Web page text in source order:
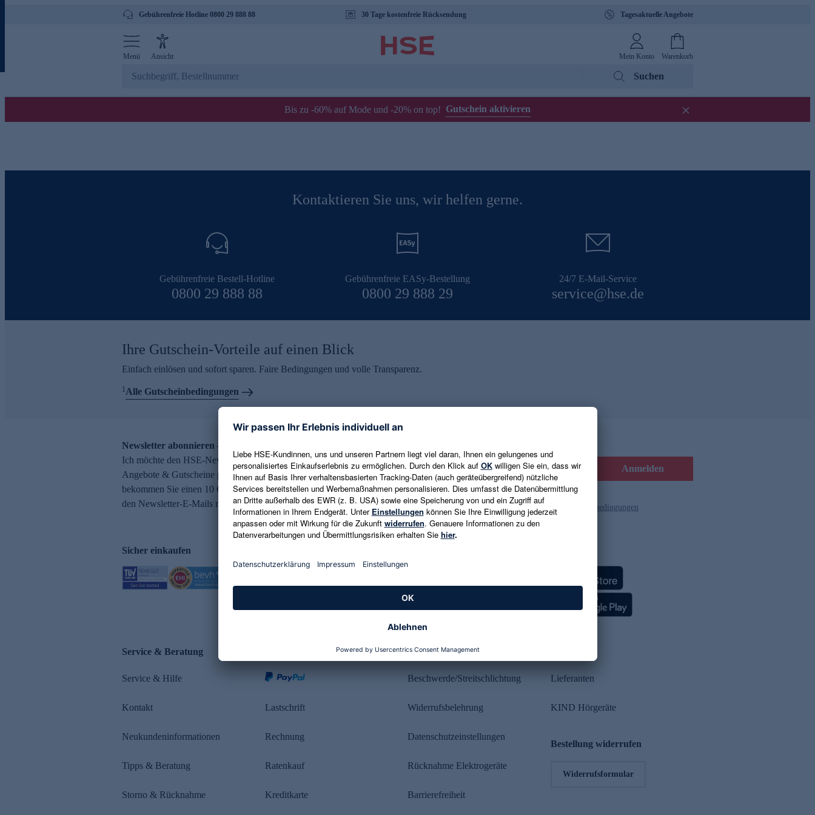
Gebührenfreie Hotline 0800 29 888 88 30 Tage kostenfreie Rücksendung Tagesaktuelle Angebote
Menü Ansicht Mein Konto Warenkorb
Suchen
Bis zu -60% auf Mode und -20% on top! Gutschein aktivieren
Kontaktieren Sie uns, wir helfen gerne.
Gebührenfreie Bestell-Hotline
0800 29 888 88
Gebührenfreie EASy-Bestellung
0800 29 888 29
24/7 E-Mail-Service
service@hse.de
Ihre Gutschein-Vorteile auf einen Blick
Einfach einlösen und sofort sparen. Faire Bedingungen und volle Transparenz.
1Alle Gutscheinbedingungen
Newsletter abonnieren – 10 € Gutschein erhalten
Ich möchte den HSE-Newsletter abonnieren und aktuelle Trends,
Angebote & Gutscheine per E-Mail erhalten. Als Dankeschön
bekommen Sie einen 10 € Gutschein. Eine Abmeldung ist jederzeit in
den Newsletter-E-Mails möglich.
E-Mail-Adresse eingeben Anmelden
Es gelten die Datenschutzrichtlinien und die Gutscheinbedingungen
Sicher einkaufen
Service & Beratung
Service & Hilfe
Kontakt
Neukundeninformationen
Tipps & Beratung
Storno & Rücknahme
Lastschrift
Rechnung
Ratenkauf
Kreditkarte
Rechtliches
Beschwerde/Streitschlichtung
Widerrufsbelehrung
Datenschutzeinstellungen
Rücknahme Elektrogeräte
Barrierefreiheit
Lieferanten
KIND Hörgeräte
Bestellung widerrufen
Widerrufsformular